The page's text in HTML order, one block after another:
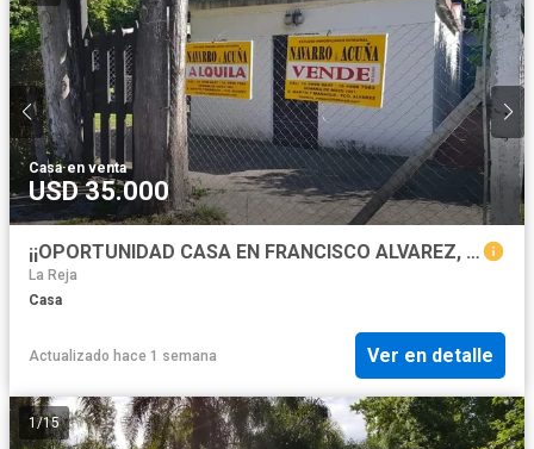
Casa·en venta
USD 35.000
¡¡OPORTUNIDAD CASA EN FRANCISCO ALVAREZ, FINANCIACIÓN
La Reja
Casa
Actualizado hace 1 semana Ver en detalle
1/15